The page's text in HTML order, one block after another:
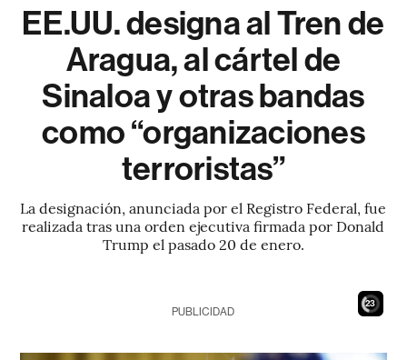
EE.UU. designa al Tren de
Aragua, al cártel de
Sinaloa y otras bandas
como “organizaciones
terroristas”
La designación, anunciada por el Registro Federal, fue
realizada tras una orden ejecutiva firmada por Donald
Trump el pasado 20 de enero.
21
PUBLICIDAD